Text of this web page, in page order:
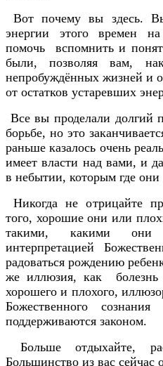
Вот почему вы здесь.
энергии этого времен
помочь вспомнить и
были, позволяя вам,
непробуждённых жизней и
от остатков устаревших
Все вы проделали долгий
борьбе, но это
раньше казалось очень
имеет власти над вами, и
в небытии, которым где они
Никогда не отрицайте
того, хорошие они или
такими, какими они
интерпретацией
радоваться рождению
же иллюзия, как болезнь
хорошего и плохого,
Божественного
поддерживаются законом.
Больше отдыхайте,
Большинство из вас